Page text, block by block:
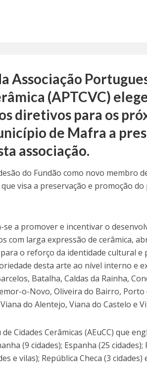
Associação
(APTCVC)
diretivos para os
de Mafra a
associação.
do Fundão como novo membro
visa a preservação e promoção
se a promover e incentivar o
larga expressão de cerâmica,
o reforço da identidade cultural e
desta arte ao nível interno e
Batalha, Caldas da Rainha,
o-Novo, Oliveira do Bairro, Porto
do Alentejo, Viana do Castelo e
Cidades Cerâmicas (AEuCC) que
(9 cidades); Espanha (25 cidades);
e vilas); República Checa (3 cidades)